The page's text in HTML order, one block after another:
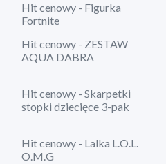
Hit cenowy - Figurka
Fortnite
Hit cenowy - ZESTAW
AQUA DABRA
Hit cenowy - Skarpetki
stopki dziecięce 3-pak
Hit cenowy - Lalka L.O.L.
O.M.G